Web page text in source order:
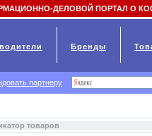
товаров
ДЕЛОВОЙ ПОРТАЛ О
Бренды
партнеру